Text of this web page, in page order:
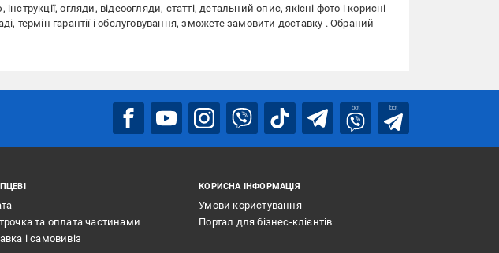
огляди, відеоогляди, статті, детальний опис, якісні фото і корисні
термін гарантії і обслуговування, зможете замовити доставку . Обраний
bot bot
та оплата частинами
і самовивіз
КОРИСНА ІНФОРМАЦІЯ
Умови користування
Портал для бізнес-клієнтів